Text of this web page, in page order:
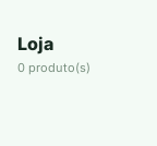
Loja
0 produto(s)